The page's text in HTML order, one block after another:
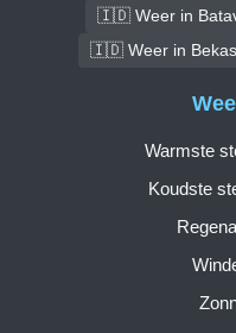
🇮🇩 Weer in
🇮🇩 Weer in
Warmste
Koudste